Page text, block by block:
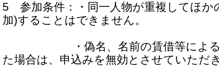
5 参加条件：・同一人物が重複してほか
加)することはできません。
・偽名、名前の賃借等によるお
た場合は、申込みを無効とさせていただ